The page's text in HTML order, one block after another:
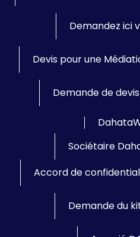
Demandez ici
Devis pour une
Demande de
Sociétaire
Accord de
Demande du